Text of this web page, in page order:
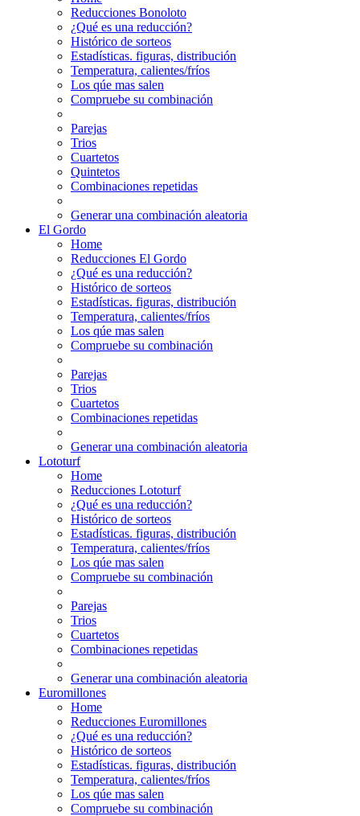
Reducciones Bonoloto
¿Qué es una reducción?
Histórico de sorteos
Estadísticas. figuras, distribución
Temperatura, calientes/fríos
Los qúe mas salen
Compruebe su combinación
Parejas
Trios
Cuartetos
Quintetos
Combinaciones repetidas
Generar una combinación aleatoria
El Gordo
Home
Reducciones El Gordo
¿Qué es una reducción?
Histórico de sorteos
Estadísticas. figuras, distribución
Temperatura, calientes/fríos
Los qúe mas salen
Compruebe su combinación
Parejas
Trios
Cuartetos
Combinaciones repetidas
Generar una combinación aleatoria
Lototurf
Home
Reducciones Lototurf
¿Qué es una reducción?
Histórico de sorteos
Estadísticas. figuras, distribución
Temperatura, calientes/fríos
Los qúe mas salen
Compruebe su combinación
Parejas
Trios
Cuartetos
Combinaciones repetidas
Generar una combinación aleatoria
Euromillones
Home
Reducciones Euromillones
¿Qué es una reducción?
Histórico de sorteos
Estadísticas. figuras, distribución
Temperatura, calientes/fríos
Los qúe mas salen
Compruebe su combinación